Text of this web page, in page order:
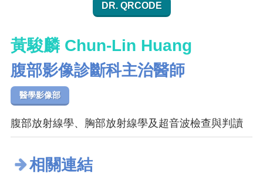
DR. QRCODE
黃駿麟 Chun-Lin Huang
腹部影像診斷科主治醫師
醫學影像部
腹部放射線學、胸部放射線學及超音波檢查與判讀
相關連結